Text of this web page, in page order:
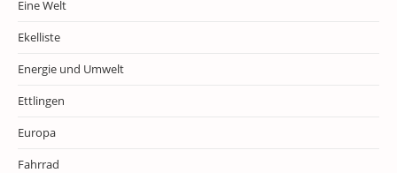
Eine Welt
Ekelliste
Energie und Umwelt
Ettlingen
Europa
Fahrrad